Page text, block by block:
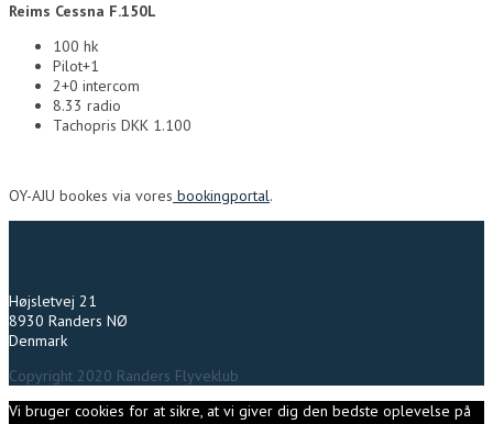
Reims Cessna F.150L
100 hk
Pilot+1
2+0 intercom
8.33 radio
Tachopris DKK 1.100
OY-AJU bookes via vores bookingportal.
Højsletvej 21
8930 Randers NØ
Denmark
Copyright 2020 Randers Flyveklub
Vi bruger cookies for at sikre, at vi giver dig den bedste oplevelse på